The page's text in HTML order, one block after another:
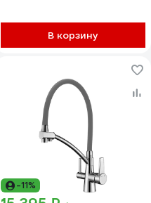
В корзину
-11%